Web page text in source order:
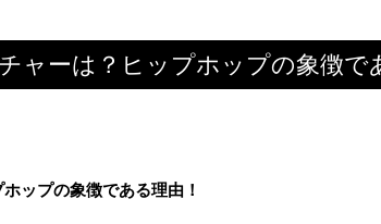
ャーは？ヒップホップの象徴で
ップの象徴である理由！